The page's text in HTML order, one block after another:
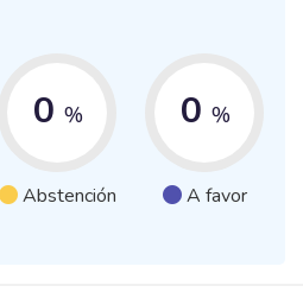
0 %
Abstención
0 %
A favor